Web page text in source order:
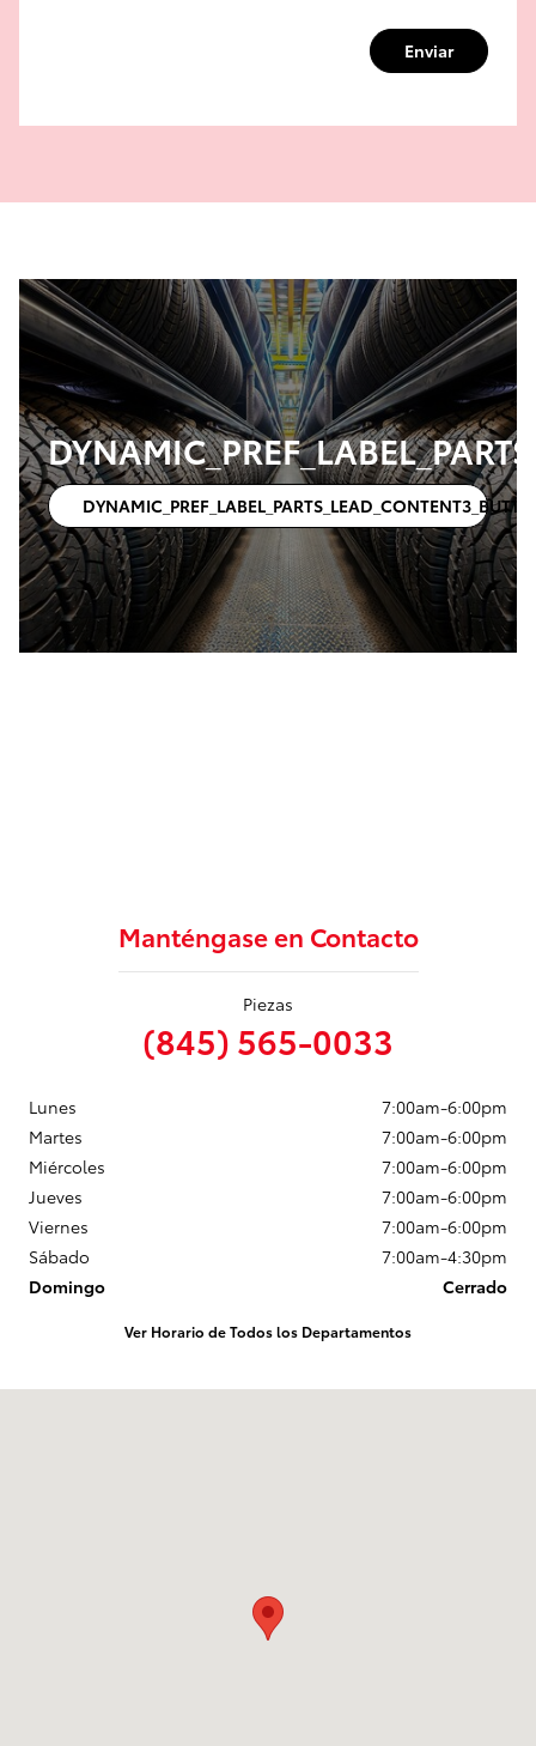
Enviar
Manténgase en Contacto
Piezas
(845) 565-0033
Lunes
7:00am-6:00pm
Martes
7:00am-6:00pm
Miércoles
7:00am-6:00pm
Jueves
7:00am-6:00pm
Viernes
7:00am-6:00pm
Sábado
7:00am-4:30pm
Domingo
Cerrado
Ver Horario de Todos los Departamentos